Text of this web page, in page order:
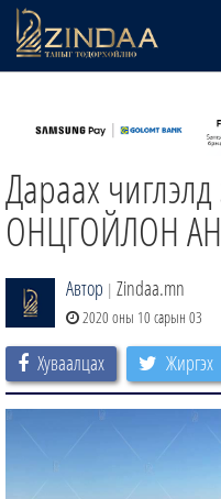
ТВ8
ӨГЛӨӨНИЙ СОНИН
АУДИО ЗОХИОЛ
ЗИНДАА СЭТГҮҮЛ
Дараах
ОНЦГОЙЛОН
Автор | Zindaa.mn
2020 оны 10 сарын 03
Хуваалцах Жиргэх